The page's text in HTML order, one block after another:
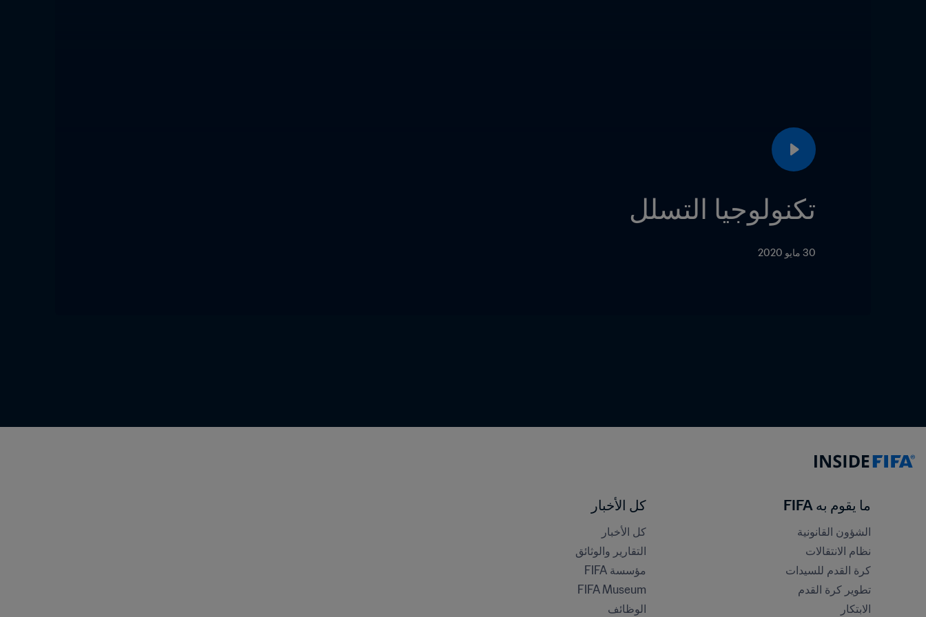
تكنولوجيا التسلل
30 مايو 2020
ما يقوم به FIFA
الشؤون القانونية
نظام الانتقالات
كرة القدم للسيدات
تطوير كرة القدم
الابتكار
كل الأخبار
كل الأخبار
التقارير والوثائق
مؤسسة FIFA
FIFA Museum
الوظائف